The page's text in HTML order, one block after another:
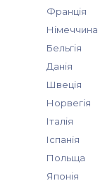
Франція
Німеччина
Бельгія
Данія
Швеція
Норвегія
Італія
Іспанія
Польща
Японія